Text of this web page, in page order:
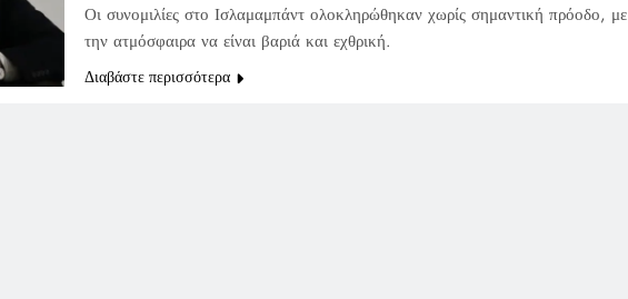
Οι συνομιλίες στο Ισλαμαμπάντ ολοκληρώθηκαν χωρίς σημαντική πρόοδο, με
την ατμόσφαιρα να είναι βαριά και εχθρική.
Διαβάστε περισσότερα